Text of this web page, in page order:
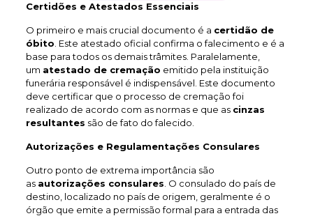
Certidões e Atestados Essenciais
O primeiro e mais crucial documento é a certidão de
óbito . Este atestado oficial confirma o falecimento e é a
base para todos os demais trâmites. Paralelamente,
um atestado de cremação emitido pela instituição
funerária responsável é indispensável. Este documento
deve certificar que o processo de cremação foi
realizado de acordo com as normas e que as cinzas
resultantes são de fato do falecido.
Autorizações e Regulamentações Consulares
Outro ponto de extrema importância são
as autorizações consulares . O consulado do país de
destino, localizado no país de origem, geralmente é o
órgão que emite a permissão formal para a entrada das